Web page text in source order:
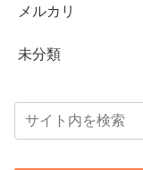
メルカリ
未分類